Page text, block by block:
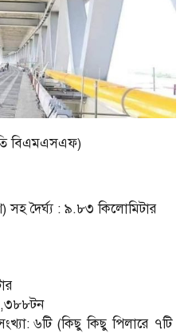
বিএমএসএফ)
সহ দৈর্ঘ্য : ৯.৮৩ কিলোমিটার
৬টি (কিছু কিছু পিলারে ৭টি